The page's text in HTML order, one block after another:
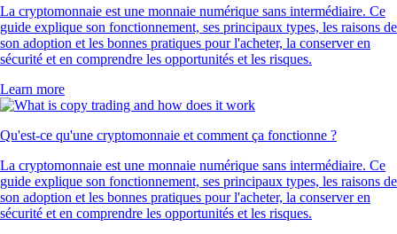
La cryptomonnaie est une monnaie numérique sans intermédiaire. Ce
guide explique son fonctionnement, ses principaux types, les raisons de
son adoption et les bonnes pratiques pour l'acheter, la conserver en
sécurité et en comprendre les opportunités et les risques.
Learn more
Qu'est-ce qu'une cryptomonnaie et comment ça fonctionne ?
La cryptomonnaie est une monnaie numérique sans intermédiaire. Ce
guide explique son fonctionnement, ses principaux types, les raisons de
son adoption et les bonnes pratiques pour l'acheter, la conserver en
sécurité et en comprendre les opportunités et les risques.